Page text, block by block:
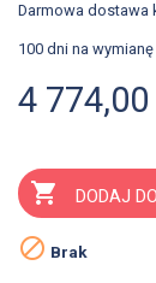
Darmowa dostawa
100 dni na
4 774,00
 DODAJ
 Brak